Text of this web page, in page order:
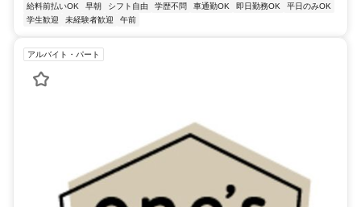
給料前払いOK
早朝 シフト自由 学歴不問 車通勤OK 即日勤務OK
平日のみOK
学生歓迎
未経験者歓迎 午前
アルバイト・パート